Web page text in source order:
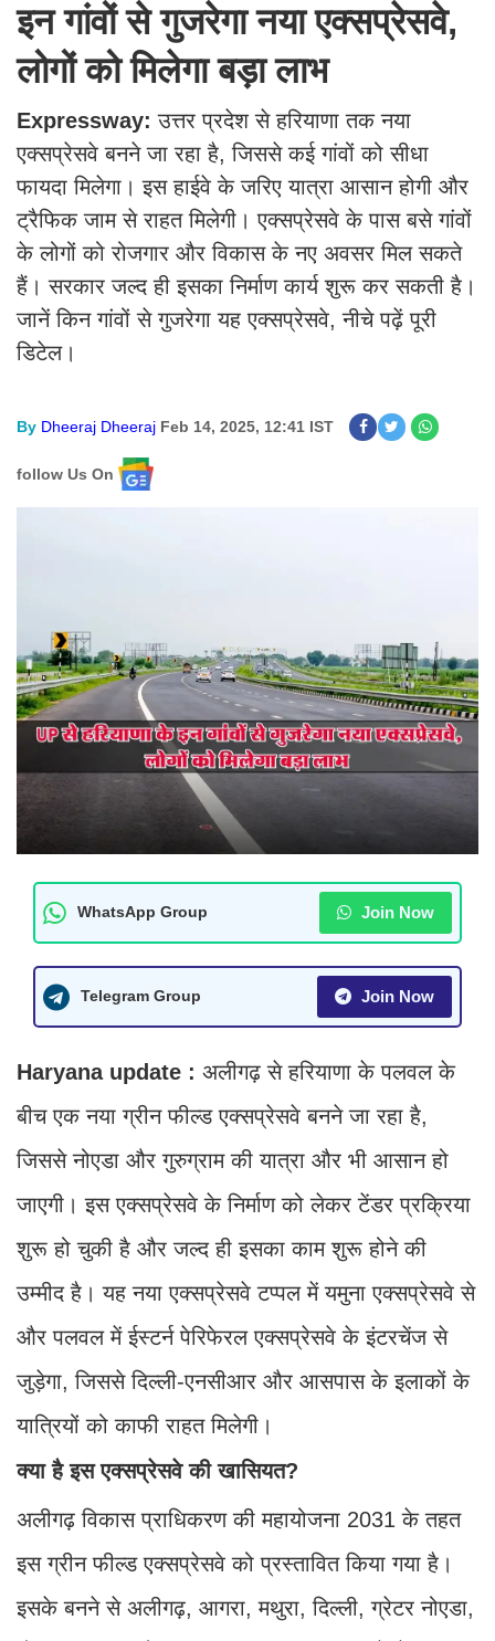
इन गांवों से गुजरेगा नया एक्सप्रेसवे,
लोगों को मिलेगा बड़ा लाभ
Expressway:उत्तर प्रदेश से हरियाणा तक नया
एक्सप्रेसवे बनने जा रहा है, जिससे कई गांवों को सीधा
फायदा मिलेगा। इस हाईवे के जरिए यात्रा आसान होगी और
ट्रैफिक जाम से राहत मिलेगी। एक्सप्रेसवे के पास बसे गांवों
के लोगों को रोजगार और विकास के नए अवसर मिल सकते
हैं। सरकार जल्द ही इसका निर्माण कार्य शुरू कर सकती है।
जानें किन गांवों से गुजरेगा यह एक्सप्रेसवे, नीचे पढ़ें पूरी
डिटेल।
By Dheeraj Dheeraj Feb 14, 2025, 12:41 IST
follow Us On
WhatsApp Group Join Now
Telegram Group Join Now
Haryana update : अलीगढ़ से हरियाणा के पलवल के
बीच एक नया ग्रीन फील्ड एक्सप्रेसवे बनने जा रहा है,
जिससे नोएडा और गुरुग्राम की यात्रा और भी आसान हो
जाएगी। इस एक्सप्रेसवे के निर्माण को लेकर टेंडर प्रक्रिया
शुरू हो चुकी है और जल्द ही इसका काम शुरू होने की
उम्मीद है। यह नया एक्सप्रेसवे टप्पल में यमुना एक्सप्रेसवे से
और पलवल में ईस्टर्न पेरिफेरल एक्सप्रेसवे के इंटरचेंज से
जुड़ेगा, जिससे दिल्ली-एनसीआर और आसपास के इलाकों के
यात्रियों को काफी राहत मिलेगी।
क्या है इस एक्सप्रेसवे की खासियत?
अलीगढ़ विकास प्राधिकरण की महायोजना 2031 के तहत
इस ग्रीन फील्ड एक्सप्रेसवे को प्रस्तावित किया गया है।
इसके बनने से अलीगढ़, आगरा, मथुरा, दिल्ली, ग्रेटर नोएडा,